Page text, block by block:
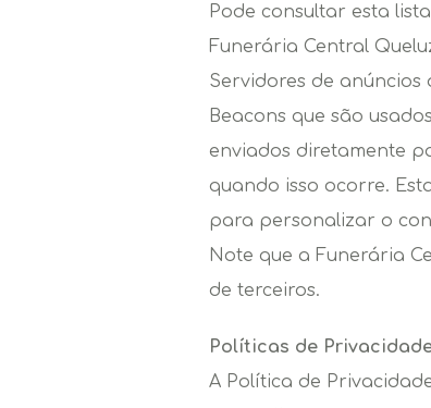
Pode consultar esta
Funerária Central
Servidores de anúncios
Beacons que são
enviados diretamente
quando isso ocorre.
para personalizar o
Note que a Funerária
de terceiros.
Políticas de
A Política de